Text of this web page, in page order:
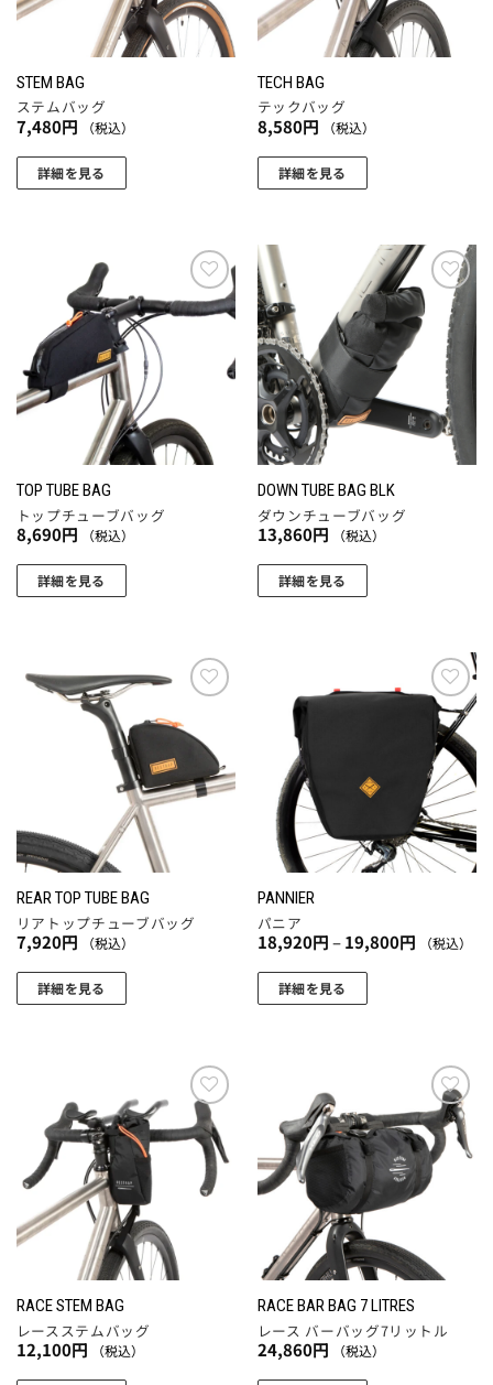
商
ー
ジ
か
ら
選
バ
エ
ー
シ
シ
ョ
品
ペ
か
択
バ
リ
エ
ー
シ
り
ま
す。
オ
プ
シ
ョ
ン
は
品
ペ
か
STEM BAG
ステムバッグ
7,480円 （税込）
詳細を見る
TECH BAG
テックバッグ
8,580円 （税込）
詳細を見る
お気
に入
TOP TUBE BAG
トップチューブバッグ
8,690円 （税込）
詳細を見る
お気
に入
りに
追加
DOWN TUBE BAG BLK
ダウンチューブバッグ
13,860円 （税込）
詳細を見る
に入
りに
追加
REAR TOP TUBE BAG
リアトップチューブバッグ
7,920円 （税込）
詳細を見る
お気
に入
りに
追加
PANNIER
パニア
18,920円–19,800円価
格
（税込）
詳細を見る
複
数
リ
エ
ー
シ
お気
に入
りに
追加
RACE STEM BAG
レースステムバッグ
12,100円 （税込）
お気
に入
りに
RACE BAR BAG 7 LITRES
レース バーバッグ7リットル
24,860円 （税込）